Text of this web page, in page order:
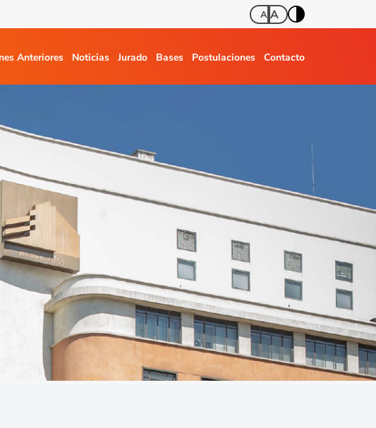
A A
Anteriores Noticias Jurado Bases Postulaciones Contacto